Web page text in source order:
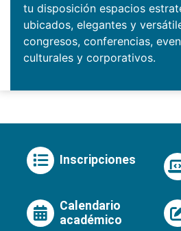
tu disposición espacios
ubicados, elegantes y
congresos, conferencias,
culturales y corporativos.
Inscripciones
Calendario
académico